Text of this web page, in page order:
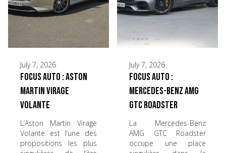
July 7, 2026
Focus Auto : Aston
Martin Virage
Volante
L’Aston Martin Virage
Volante est l’une des
propositions les plus
July 7, 2026
Focus Auto :
Mercedes-Benz AMG
GTC Roadster
La Mercedes-Benz
AMG GTC Roadster
occupe une place